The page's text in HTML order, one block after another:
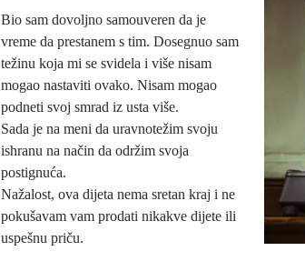
Bio sam dovoljno samouveren da je
vreme da prestanem s tim. Dosegnuo sam
težinu koja mi se svidela i više nisam
mogao nastaviti ovako. Nisam mogao
podneti svoj smrad iz usta više.
Sada je na meni da uravnotežim svoju
ishranu na način da održim svoja
postignuća.
Nažalost, ova dijeta nema sretan kraj i ne
pokušavam vam prodati nikakve dijete ili
uspešnu priču.